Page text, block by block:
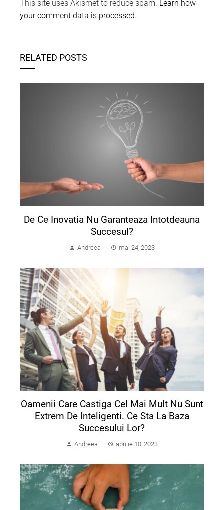
This site uses Akismet to reduce spam. Learn how
your comment data is processed.
RELATED POSTS
De Ce Inovatia Nu Garanteaza Intotdeauna
Succesul?
Andreea mai 24, 2023
Oamenii Care Castiga Cel Mai Mult Nu Sunt
Extrem De Inteligenti. Ce Sta La Baza
Succesului Lor?
Andreea aprilie 10, 2023